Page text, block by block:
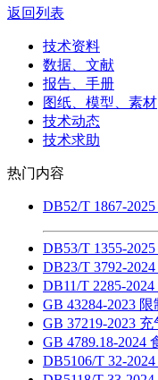
返回列表
技术资料
数据、文献
报告、手册
图纸、模型、素材
技术动态
技术求助
热门内容
DB52/T 1867-
DB53/T 1355-
DB23/T 3792-
DB11/T 2285-
GB 43284-2023
GB 37219-2023
GB 4789.18-2024
DB5106/T 32-